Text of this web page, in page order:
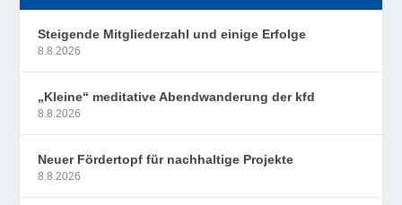
Steigende Mitgliederzahl und einige Erfolge
8.8.2026
„Kleine“ meditative Abendwanderung der kfd
8.8.2026
Neuer Fördertopf für nachhaltige Projekte
8.8.2026